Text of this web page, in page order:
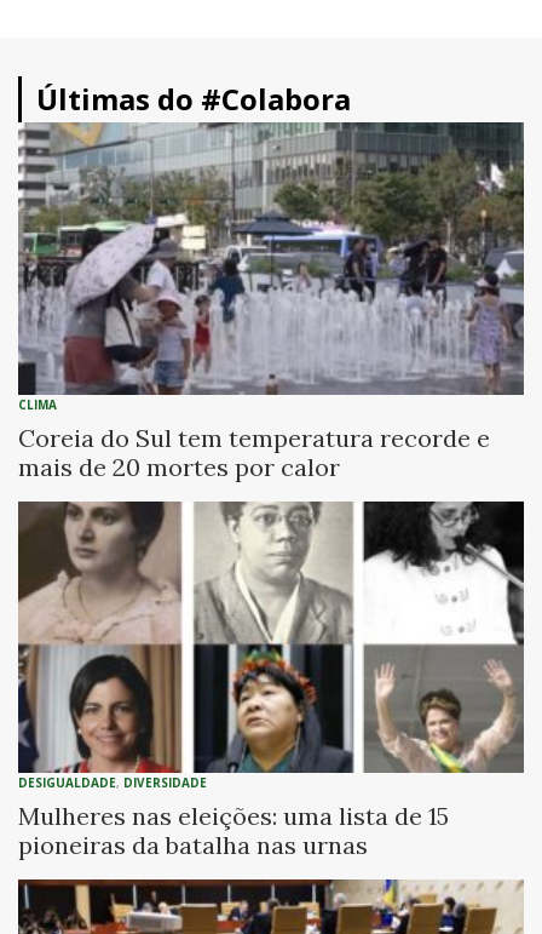
Últimas do #Colabora
CLIMA
Coreia do Sul tem temperatura recorde e
mais de 20 mortes por calor
DESIGUALDADE, DIVERSIDADE
Mulheres nas eleições: uma lista de 15
pioneiras da batalha nas urnas